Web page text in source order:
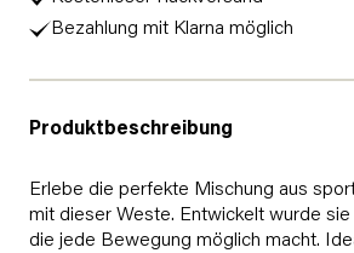
Bezahlung mit Klarna möglich
Produktbeschreibung
Erlebe die perfekte Mischung aus
mit dieser Weste. Entwickelt wurde
die jede Bewegung möglich macht.